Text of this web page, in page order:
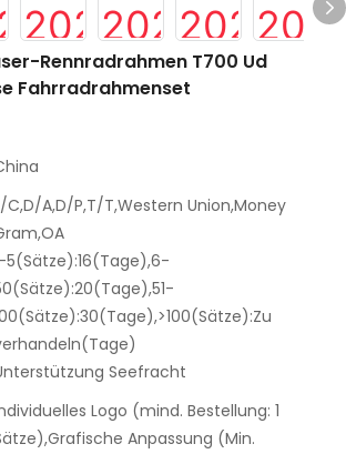
Rennradrahmen T700 Ud
Fahrradrahmenset
C,D/A,D/P,T/T,Western Union,Money
5(Sätze):16(Tage),6-
Seefracht
Logo (mind. Bestellung: 1
Anpassung (Min.